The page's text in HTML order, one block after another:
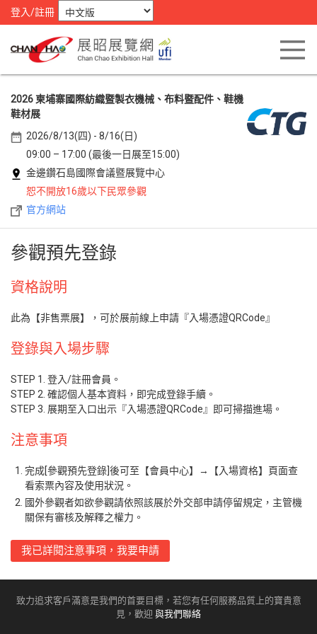
登入/註冊
2026 柬埔寨國際紡織暨製衣機械、布料暨配件、鞋機
鞋材展
2026/8/13(四) - 8/16(日)
09:00 – 17:00 (最後一日展至15:00)
金邊鑽石島國際會議暨展覽中心
恕不開放16歲以下民眾參觀
官方網站
參觀預先登錄
資格說明
此為【非售票展】，可於展前線上申請『入場憑證QRCode』
登錄與入場步驟
STEP 1. 登入/註冊會員。
STEP 2. 確認個人基本資料，即完成登錄手續。
STEP 3. 展期至入口出示『入場憑證QRCode』即可掃描進場。
注意事項
完成[參觀預先登錄]後可至【會員中心】→【入場資格】頁面查
看索票內容及使用狀況。
國外參觀者如欲參觀請依照該展於外交部申請停留規定，主管機
關保有審核及解釋之權力。
我已詳閱注意事項，我要申請
致力追求客戶滿意是我們的首要目標，若您有任何服務品質上的寶貴意
見，歡迎 與我們聯絡